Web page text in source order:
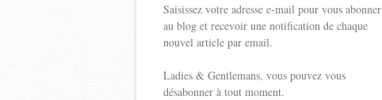
Saisissez votre adresse e-mail pour vous abonner
au blog et recevoir une notification de chaque
nouvel article par email.
Ladies & Gentlemans, vous pouvez vous
désabonner à tout moment.